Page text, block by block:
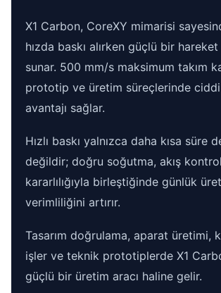
X1 Carbon, CoreXY mimarisi
hızda baskı alırken güçlü bir hareket
sunar. 500 mm/s maksimum takım
prototip ve üretim süreçlerinde
avantajı sağlar.
Hızlı baskı yalnızca daha kısa süre
değildir; doğru soğutma, akış
kararlılığıyla birleştiğinde günlük
verimliliğini artırır.
Tasarım doğrulama, aparat üretimi,
işler ve teknik prototiplerde X1
güçlü bir üretim aracı haline gelir.